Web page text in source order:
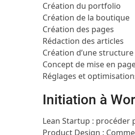
Création du portfolio
Création de la boutique
Création des pages
Rédaction des articles
Création d’une
Concept de mise en
Réglages et
Initiation à
Lean Startup :
Product Design :